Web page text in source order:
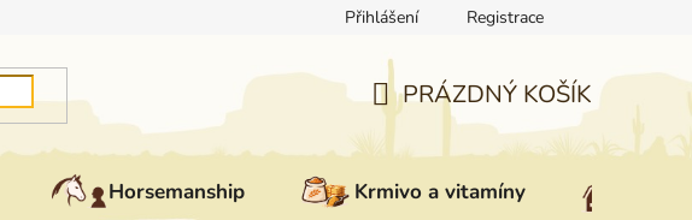
Reklamace Doprava a platba
Přihlášení Registrace
NÁKUPNÍ
KOŠÍK
PRÁZDNÝ KOŠÍK
Horsemanship Krmivo a vitamíny